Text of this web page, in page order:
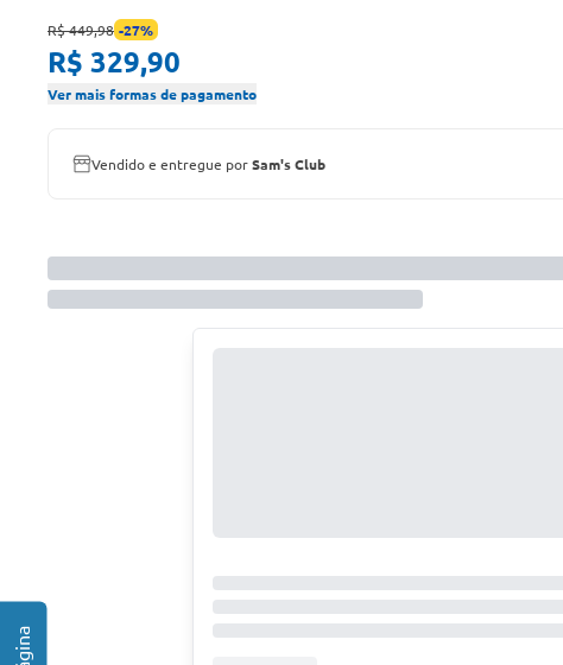
R$ 449,98 -27%
R$ 329,90
Ver mais formas de pagamento
Vendido e entregue porSam's Club